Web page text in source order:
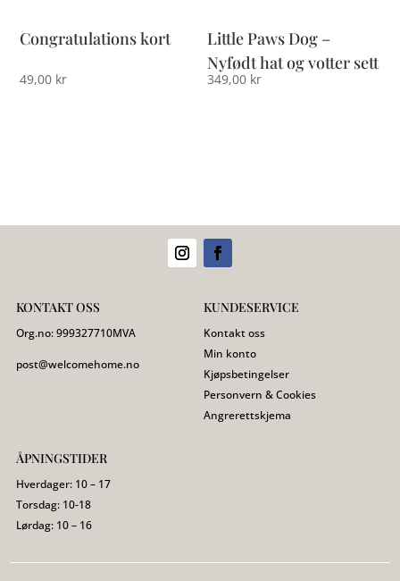
Congratulations kort
49,00 kr
Little Paws Dog –
Nyfødt hat og votter sett
349,00 kr
KONTAKT OSS
Org.no:999327710MVA
post@welcomehome.no
KUNDESERVICE
Kontakt oss
Min konto
Kjøpsbetingelser
Personvern & Cookies
Angrerettskjema
ÅPNINGSTIDER
Hverdager: 10 – 17
Torsdag: 10-18
Lørdag: 10 – 16